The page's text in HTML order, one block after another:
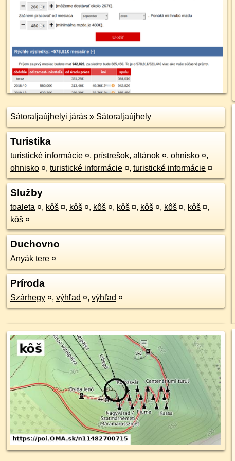
Sátoraljaújhelyi járás » Sátoraljaújhely
Turistika
turistické informácie ¤, prístrešok, altánok ¤, ohnisko ¤,
ohnisko ¤, turistické informácie ¤, turistické informácie ¤
Služby
toaleta ¤, kôš ¤, kôš ¤, kôš ¤, kôš ¤, kôš ¤, kôš ¤, kôš ¤,
kôš ¤
Duchovno
Anyák tere ¤
Príroda
Szárhegy ¤, výhľad ¤, výhľad ¤